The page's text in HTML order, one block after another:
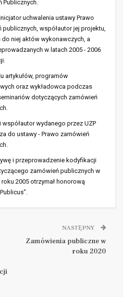
Publicznych.
uchwalenia ustawy Prawo
publicznych, współautor jej projektu,
do niej aktów wykonawczych, a
w latach 2005 - 2006
artykułów, programów
oraz wykładowca podczas
dotyczących zamówień
współautor wydanego przez UZP
do ustawy - Prawo zamówień
i przeprowadzenie kodyfikacji
zamówień publicznych w
roku 2005 otrzymał honorową
NASTĘPNY
Zamówienia publiczne w
roku 2020